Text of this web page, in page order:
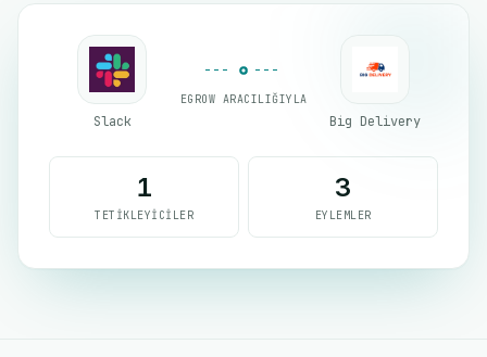
Slack
EGROW ARACILIĞIYLA
Big Delivery
1
TETIKLEYICILER
3
EYLEMLER